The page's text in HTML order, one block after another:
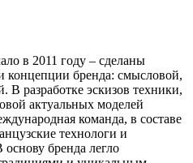
в 2011 году – сделаны
бренда: смысловой,
В разработке эскизов техники,
актуальных моделей
команда, в составе
технологи и
бренда легло